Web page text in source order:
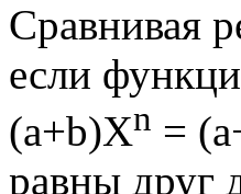
Сравнивая
если
(a+b)Xn =
равны друг